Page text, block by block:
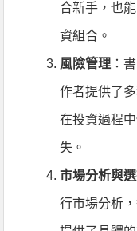
合新手，也
資組合。
風險管理 ：
作者提供了
在投資過程
失。
市場分析與
行市場分析